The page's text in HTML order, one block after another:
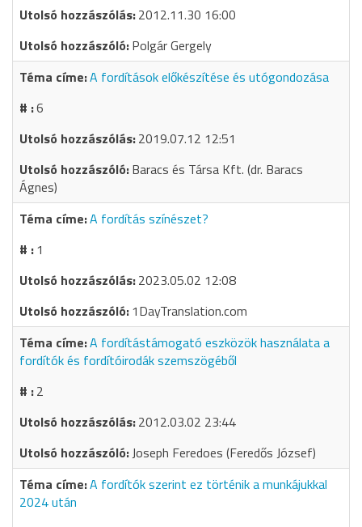
2012.11.30 16:00
Polgár Gergely
A fordítások előkészítése és utógondozása
6
2019.07.12 12:51
Baracs és Társa Kft. (dr. Baracs
Ágnes)
A fordítás színészet?
1
2023.05.02 12:08
1DayTranslation.com
A fordítástámogató eszközök használata a
fordítók és fordítóirodák szemszögéből
2
2012.03.02 23:44
Joseph Feredoes (Feredős József)
A fordítók szerint ez történik a munkájukkal
2024 után